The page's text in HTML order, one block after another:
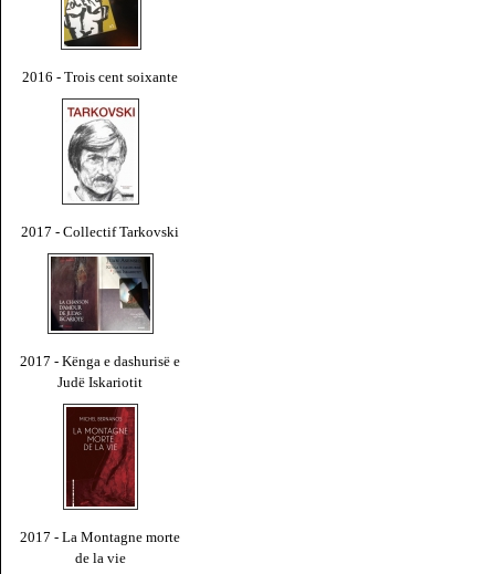
2016 - Trois cent soixante
2017 - Collectif Tarkovski
2017 - Kënga e dashurisë e
Judë Iskariotit
2017 - La Montagne morte
de la vie